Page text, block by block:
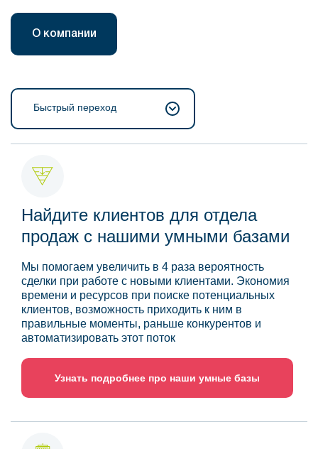
О компании
Быстрый переход
Найдите клиентов для отдела
продаж с нашими умными базами
Мы помогаем увеличить в 4 раза вероятность
сделки при работе с новыми клиентами. Экономия
времени и ресурсов при поиске потенциальных
клиентов, возможность приходить к ним в
правильные моменты, раньше конкурентов и
автоматизировать этот поток
Узнать подробнее про наши умные базы